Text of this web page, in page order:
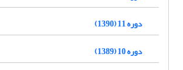
دوره 11 (1390)
دوره 10 (1389)